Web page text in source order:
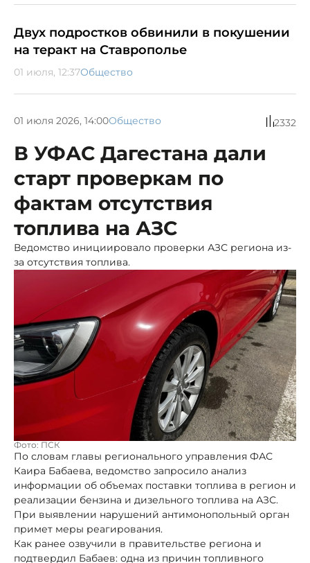
Двух подростков обвинили в покушении
на теракт на Ставрополье
01 июля, 12:37Общество
01 июля 2026, 14:00Общество 2332
В УФАС Дагестана дали
старт проверкам по
фактам отсутствия
топлива на АЗС
Ведомство инициировало проверки АЗС региона из-
за отсутствия топлива.
Фото: ПСК
По словам главы регионального управления ФАС
Каира Бабаева, ведомство запросило анализ
информации об объемах поставки топлива в регион и
реализации бензина и дизельного топлива на АЗС.
При выявлении нарушений антимонопольный орган
примет меры реагирования.
Как ранее озвучили в правительстве региона и
подтвердил Бабаев: одна из причин топливного